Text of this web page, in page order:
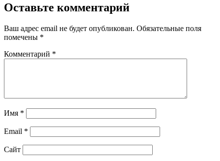
Оставьте комментарий
Ваш адрес email не будет опубликован. Обязательные поля
помечены *
Комментарий *
Имя *
Email *
Сайт